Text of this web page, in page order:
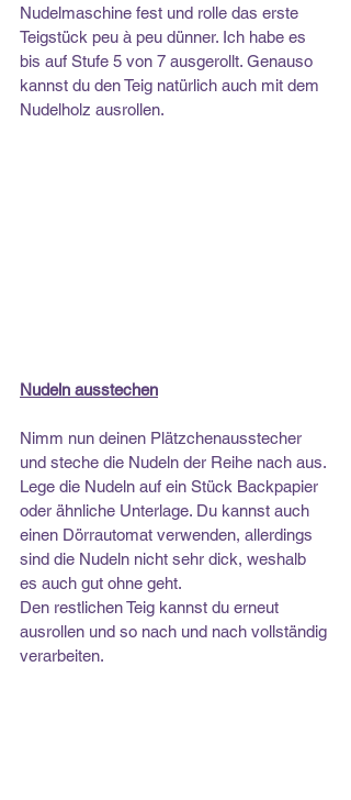
Nudelmaschine fest und rolle das erste
Teigstück peu à peu dünner. Ich habe es
bis auf Stufe 5 von 7 ausgerollt. Genauso
kannst du den Teig natürlich auch mit dem
Nudelholz ausrollen.
Nudeln ausstechen
Nimm nun deinen Plätzchenausstecher
und steche die Nudeln der Reihe nach aus.
Lege die Nudeln auf ein Stück Backpapier
oder ähnliche Unterlage. Du kannst auch
einen Dörrautomat verwenden, allerdings
sind die Nudeln nicht sehr dick, weshalb
es auch gut ohne geht.
Den restlichen Teig kannst du erneut
ausrollen und so nach und nach vollständig
verarbeiten.